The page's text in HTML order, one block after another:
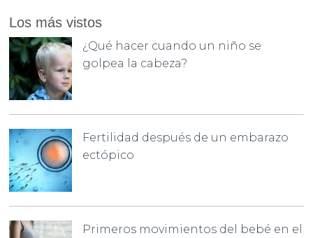
Los más vistos
¿Qué hacer cuando un niño se
golpea la cabeza?
Fertilidad después de un embarazo
ectópico
Primeros movimientos del bebé en el